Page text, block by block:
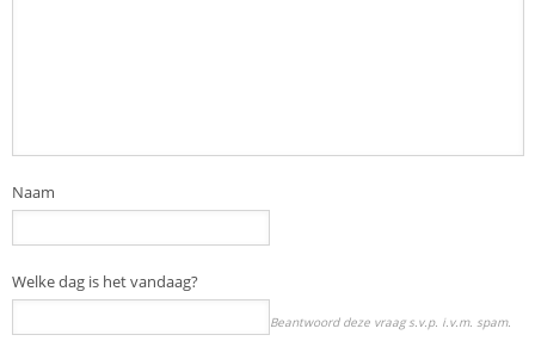
Naam
Welke dag is het vandaag?
Beantwoord deze vraag s.v.p. i.v.m. spam.